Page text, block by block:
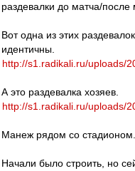
раздевалки до матча/после
Вот одна из этих
идентичны.
http://s1.radikali.ru/uploads/
А это раздевалка хозяев.
http://s1.radikali.ru/uploads/
Манеж рядом со стадионом.
Начали было строить, но